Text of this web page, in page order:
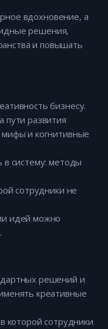
вдохновение, а
решения,
и повышать
бизнесу.
пути развития
мифы и когнитивные
в систему: методы
сотрудники не
идей можно
решений и
креативные
которой сотрудники